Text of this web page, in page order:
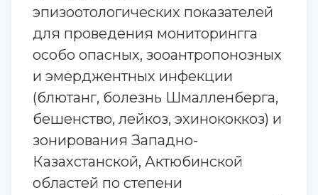
эпизоотологических показателей
для проведения мониторингга
особо опасных, зооантропонозных
и эмерджентных инфекции
(блютанг, болезнь Шмалленберга,
бешенство, лейкоз, эхинококкоз) и
зонирования Западно-
Казахстанской, Актюбинской
областей по степени